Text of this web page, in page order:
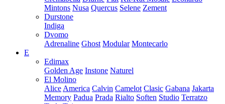
Mintons Nusa Quercus Selene Zement
Durstone
Indiga
Dvomo
Adrenaline Ghost Modular Montecarlo
E
Edimax
Golden Age Instone Naturel
El Molino
Alice America Calvin Camelot Clasic Gabana Jakarta
Memory Padua Prada Rialto Soften Studio Terratzo